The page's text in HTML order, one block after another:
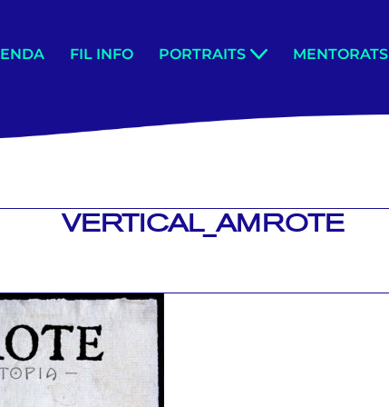
FIL INFO PORTRAITS MENTORATS
VERTICAL_AMROTE